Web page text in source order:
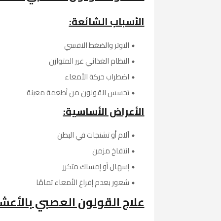
الأسباب الشائعة:
التوتر والضغط النفسي
النظام الغذائي غير المتوازن
اضطراب حركة الأمعاء
تحسس القولون من أطعمة معينة
الأعراض الأساسية:
آلام أو تشنجات في البطن
انتفاخ مزمن
إسهال أو إمساك متكرر
شعور بعدم إفراغ الأمعاء تمامًا
علاج القولون العصبي